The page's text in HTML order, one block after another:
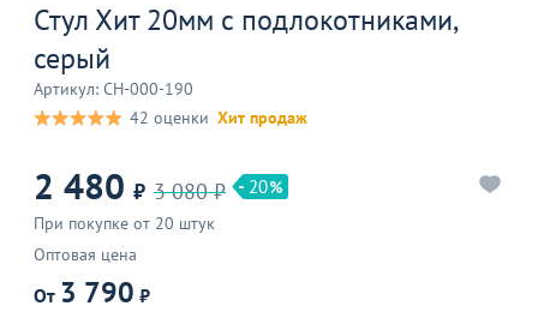
Стул Хит 20мм с подлокотниками,
серый
Артикул: CH-000-190
42 оценки Хит продаж
2 480 ₽ 3 080 ₽ 20
При покупке от 20 штук
Оптовая цена
От 3 790 ₽